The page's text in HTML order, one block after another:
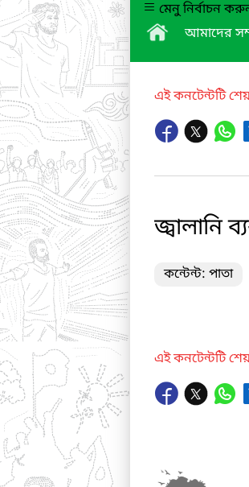
মেনু নির্বাচন
আমাদের
এই কনটেন্টটি
জ্বালানি
কন্টেন্ট: পাতা
এই কনটেন্টটি